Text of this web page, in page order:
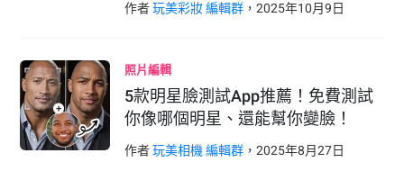
作者玩美彩妝 編輯群 ，2025年10月9 日
照片編輯
5款明星臉測試App推薦！免費測試
你像哪個明星、還能幫你變臉！
作者玩美相機 編輯群 ，2025年8月27日